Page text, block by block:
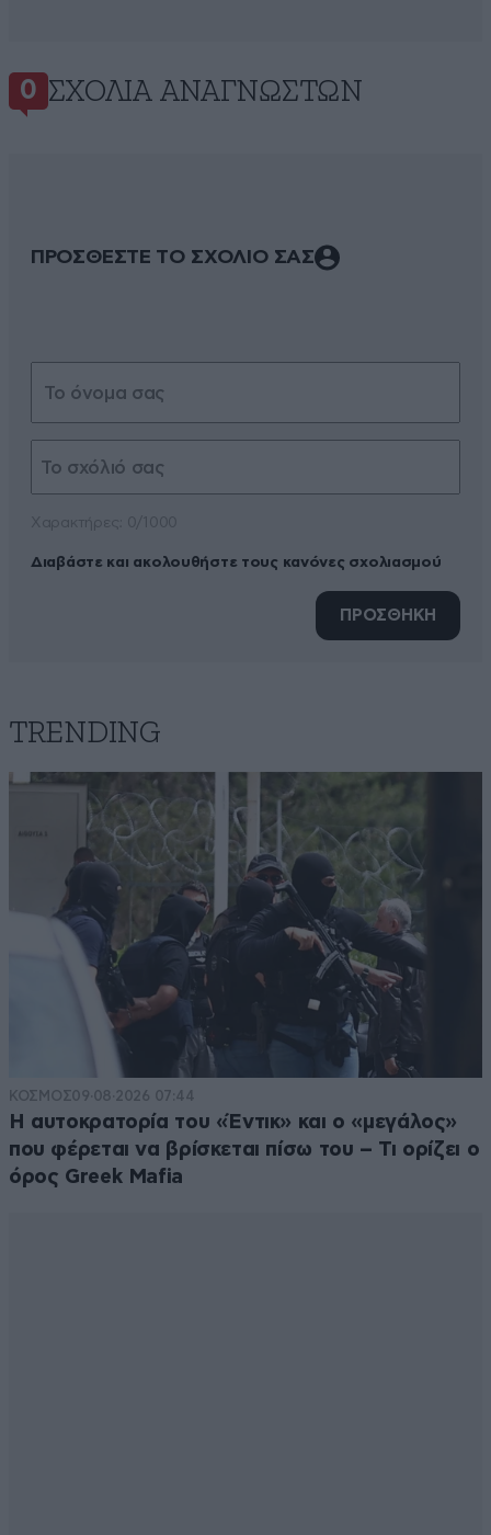
0 ΣΧΌΛΙΑ ΑΝΑΓΝΩΣΤΏΝ
ΠΡΟΣΘΕΣΤΕ ΤΟ ΣΧΟΛΙΟ ΣΑΣ
Διαβάστε και ακολουθήστε τους κανόνες σχολιασμού
ΠΡΟΣΘΗΚΗ
TRENDING
ΚΟΣΜΟΣ09·08·2026 07:44
Η αυτοκρατορία του «Έντικ» και ο «μεγάλος»
που φέρεται να βρίσκεται πίσω του – Τι ορίζει ο
όρος Greek Mafia